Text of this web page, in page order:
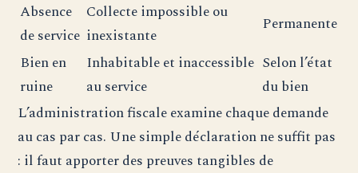
Absence
de service
Collecte impossible ou
inexistante
Permanente
Bien en
ruine
Inhabitable et inaccessible
au service
Selon l’état
du bien
L’administration fiscale examine chaque demande
au cas par cas. Une simple déclaration ne suffit pas
: il faut apporter des preuves tangibles de